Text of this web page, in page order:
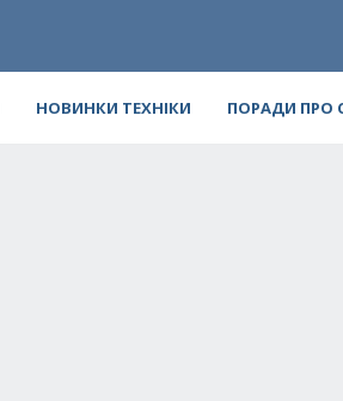
НОВИНКИ ТЕХНІКИ ПОРАДИ ПРО